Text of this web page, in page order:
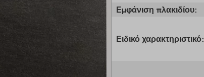
Εμφάνιση πλακιδίου:
Ειδικό χαρακτηριστικό: